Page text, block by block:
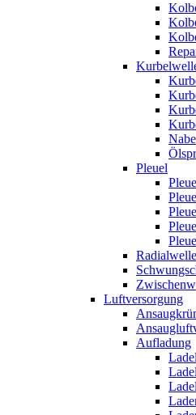
Nabe
Pleuel
Luftversorgung
Aufladung